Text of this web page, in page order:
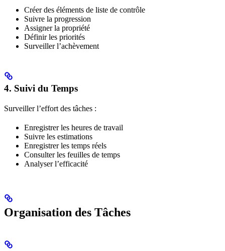
Créer des éléments de liste de contrôle
Suivre la progression
Assigner la propriété
Définir les priorités
Surveiller l’achèvement
4. Suivi du Temps
Surveiller l’effort des tâches :
Enregistrer les heures de travail
Suivre les estimations
Enregistrer les temps réels
Consulter les feuilles de temps
Analyser l’efficacité
Organisation des Tâches